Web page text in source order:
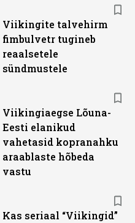
Viikingite talvehirm
fimbulvetr tugineb
reaalsetele
sündmustele
Viikingiaegse Lõuna-
Eesti elanikud
vahetasid kopranahku
araablaste hõbeda
vastu
Kas seriaal “Viikingid”